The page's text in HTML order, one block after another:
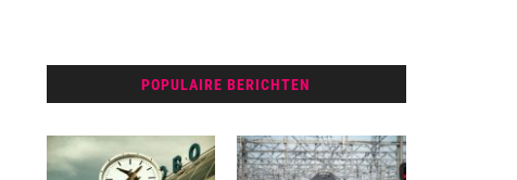
POPULAIRE BERICHTEN